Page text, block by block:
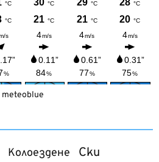
meteoblue
Колоездене Ски